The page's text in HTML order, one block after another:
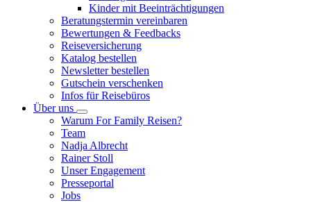
Kinder mit Beeinträchtigungen
Beratungstermin vereinbaren
Bewertungen & Feedbacks
Reiseversicherung
Katalog bestellen
Newsletter bestellen
Gutschein verschenken
Infos für Reisebüros
Über uns
Warum For Family Reisen?
Team
Nadja Albrecht
Rainer Stoll
Unser Engagement
Presseportal
Jobs